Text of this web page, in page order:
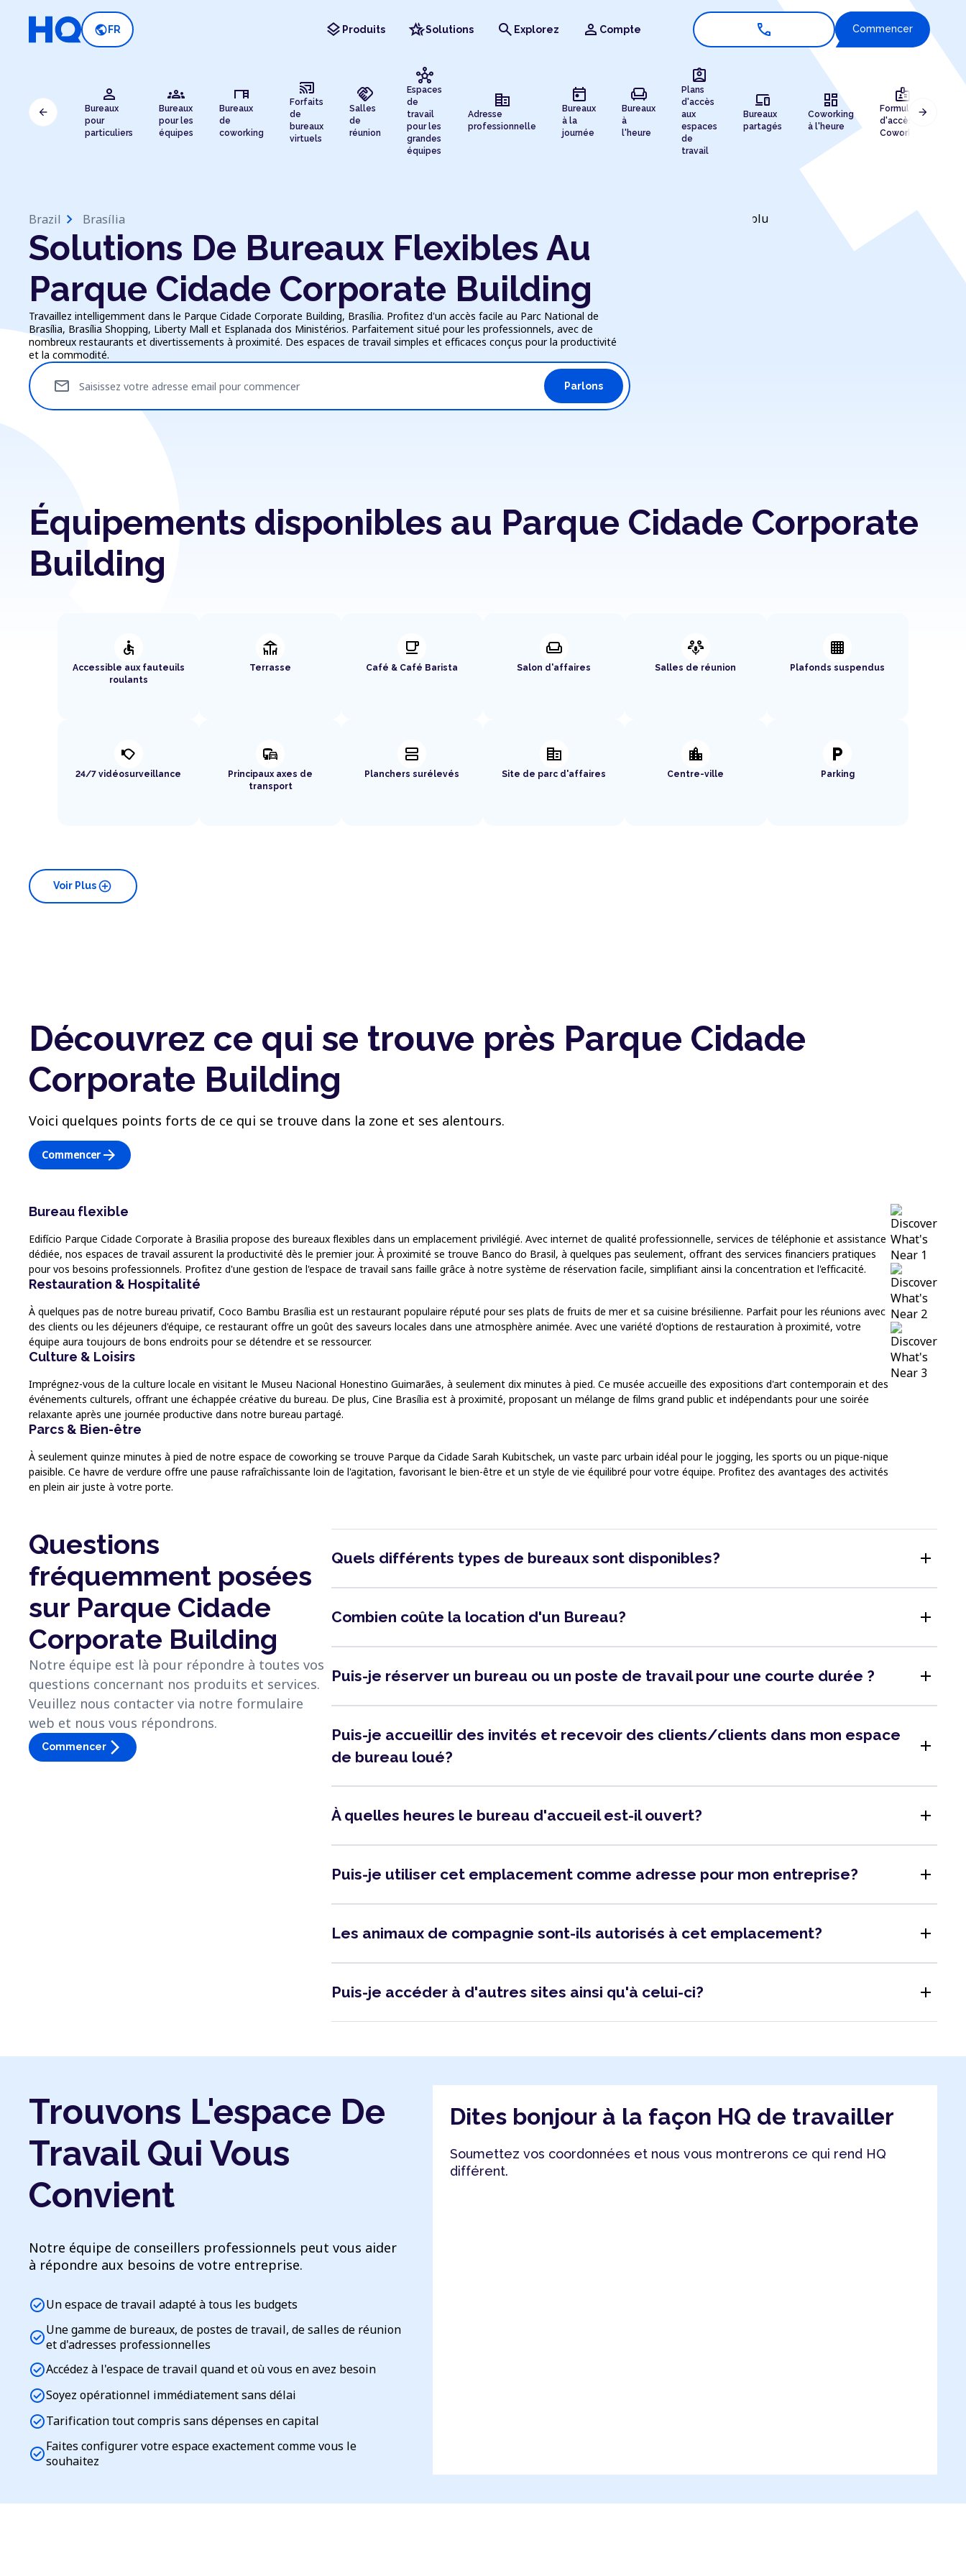
public FR layers Produits hotel_classSolutions search Explorez person Compte call Commencer
person
Bureaux
pour
particuliers
groups
Bureaux
pour les
équipes
desk
Bureaux
de
coworking
cast_connected
Forfaits
de
bureaux
virtuels
handshake
Salles
de
réunion
hub
Espaces
de
travail
pour les
grandes
équipes
corporate_fare
Adresse
professionnelle
today
Bureaux
à la
journée
chair
Bureaux
à
l'heure
assignment_ind
Plans
d'accès
aux
espaces
de
travail
devices
Bureaux
partagés
dashboard
Coworking
à l'heure
badge
Formules
d'accès au
Coworking
arrow_back arrow_forward
Brazil chevron_right Brasília
Solutions De Bureaux Flexibles Au
Parque Cidade Corporate Building
Travaillez intelligemment dans le Parque Cidade Corporate Building, Brasília. Profitez d'un accès facile au Parc National de
Brasília, Brasília Shopping, Liberty Mall et Esplanada dos Ministérios. Parfaitement situé pour les professionnels, avec de
nombreux restaurants et divertissements à proximité. Des espaces de travail simples et efficaces conçus pour la productivité
et la commodité.
Saisissez votre adresse email pour commencer
mail Parlons
Équipements disponibles au Parque Cidade Corporate
Building
accessible
Accessible aux fauteuils
roulants
deck
Terrasse
local_cafe
Café & Café Barista
weekend
Salon d'affaires
adaptive_audio_mic
Salles de réunion
background_grid_small
Plafonds suspendus
nest_cam_outdoor
24/7 vidéosurveillance
commute
Principaux axes de
transport
splitscreen
Planchers surélevés
corporate_fare
Site de parc d'affaires
location_city
Centre-ville
local_parking
Parking
add_circle
Voir Plus
Découvrez ce qui se trouve près Parque Cidade
Corporate Building
Voici quelques points forts de ce qui se trouve dans la zone et ses alentours.
Commencerarrow_forward
Bureau flexible
Edifício Parque Cidade Corporate à Brasilia propose des bureaux flexibles dans un emplacement privilégié. Avec internet de qualité professionnelle, services de téléphonie et assistance
dédiée, nos espaces de travail assurent la productivité dès le premier jour. À proximité se trouve Banco do Brasil, à quelques pas seulement, offrant des services financiers pratiques
pour vos besoins professionnels. Profitez d'une gestion de l'espace de travail sans faille grâce à notre système de réservation facile, simplifiant ainsi la concentration et l'efficacité.
Restauration & Hospitalité
À quelques pas de notre bureau privatif, Coco Bambu Brasília est un restaurant populaire réputé pour ses plats de fruits de mer et sa cuisine brésilienne. Parfait pour les réunions avec
des clients ou les déjeuners d'équipe, ce restaurant offre un goût des saveurs locales dans une atmosphère animée. Avec une variété d'options de restauration à proximité, votre
équipe aura toujours de bons endroits pour se détendre et se ressourcer.
Culture & Loisirs
Imprégnez-vous de la culture locale en visitant le Museu Nacional Honestino Guimarães, à seulement dix minutes à pied. Ce musée accueille des expositions d'art contemporain et des
événements culturels, offrant une échappée créative du bureau. De plus, Cine Brasília est à proximité, proposant un mélange de films grand public et indépendants pour une soirée
relaxante après une journée productive dans notre bureau partagé.
Parcs & Bien-être
À seulement quinze minutes à pied de notre espace de coworking se trouve Parque da Cidade Sarah Kubitschek, un vaste parc urbain idéal pour le jogging, les sports ou un pique-nique
paisible. Ce havre de verdure offre une pause rafraîchissante loin de l'agitation, favorisant le bien-être et un style de vie équilibré pour votre équipe. Profitez des avantages des activités
en plein air juste à votre porte.
Questions
fréquemment posées
sur Parque Cidade
Corporate Building
Notre équipe est là pour répondre à toutes vos
questions concernant nos produits et services.
Veuillez nous contacter via notre formulaire
web et nous vous répondrons.
Commencer arrow_forward_ios
Quels différents types de bureaux sont disponibles? add
Combien coûte la location d'un Bureau? add
Puis-je réserver un bureau ou un poste de travail pour une courte durée ? add
Puis-je accueillir des invités et recevoir des clients/clients dans mon espace
de bureau loué?
add
À quelles heures le bureau d'accueil est-il ouvert? add
Puis-je utiliser cet emplacement comme adresse pour mon entreprise? add
Les animaux de compagnie sont-ils autorisés à cet emplacement? add
Puis-je accéder à d'autres sites ainsi qu'à celui-ci? add
Trouvons L'espace De
Travail Qui Vous
Convient
Notre équipe de conseillers professionnels peut vous aider
à répondre aux besoins de votre entreprise.
check_circleUn espace de travail adapté à tous les budgets
check_circleUne gamme de bureaux, de postes de travail, de salles de réunion
et d'adresses professionnelles
check_circleAccédez à l'espace de travail quand et où vous en avez besoin
check_circleSoyez opérationnel immédiatement sans délai
check_circleTarification tout compris sans dépenses en capital
check_circleFaites configurer votre espace exactement comme vous le
souhaitez
Dites bonjour à la façon HQ de travailler
Soumettez vos coordonnées et nous vous montrerons ce qui rend HQ
différent.